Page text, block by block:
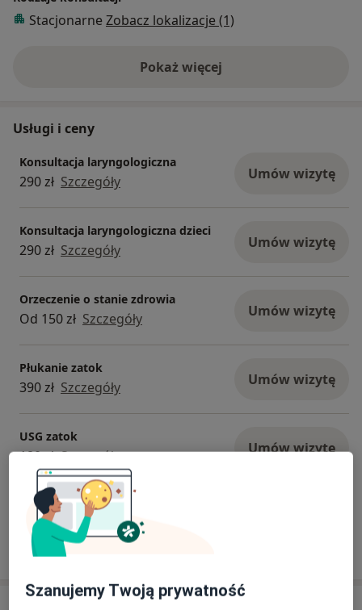
Stacjonarne Zobacz lokalizacje (1)
Pokaż więcejo doświadczeniu
Usługi i ceny
Konsultacja laryngologiczna
290 zł Szczegóły Umów wizytę
Konsultacja laryngologiczna dzieci
290 zł Szczegóły Umów wizytę
Orzeczenie o stanie zdrowia
Od 150 zł Szczegóły Umów wizytę
Płukanie zatok
390 zł Szczegóły Umów wizytę
USG zatok
180 zł Szczegóły Umów wizytę
+ 1 usługa
W jaki sposób ustalane są ceny?
Szanujemy Twoją prywatność